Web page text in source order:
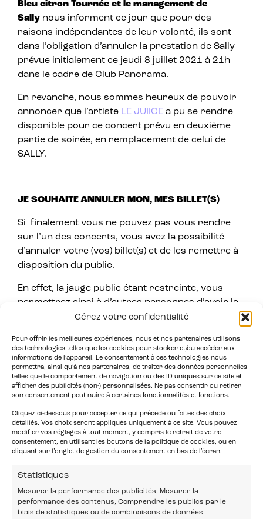
Gérez votre confidentialité
Pour offrir les meilleures expériences, nous et nos partenaires utilisons
des technologies telles que les cookies pour stocker et/ou accéder aux
informations de l’appareil. Le consentement à ces technologies nous
permettra, ainsi qu’à nos partenaires, de traiter des données personnelles
telles que le comportement de navigation ou des ID uniques sur ce site et
afficher des publicités (non-) personnalisées. Ne pas consentir ou retirer
son consentement peut nuire à certaines fonctionnalités et fonctions.
Cliquez ci-dessous pour accepter ce qui précède ou faites des choix
détaillés. Vos choix seront appliqués uniquement à ce site. Vous pouvez
modifier vos réglages à tout moment, y compris le retrait de votre
consentement, en utilisant les boutons de la politique de cookies, ou en
cliquant sur l’onglet de gestion du consentement en bas de l’écran.
Statistiques
Mesurer la performance des publicités, Mesurer la
performance des contenus, Comprendre les publics par le
biais de statistiques ou de combinaisons de données
Bleu citron Tournée et le management de
Sally nous informent ce jour que pour des
raisons indépendantes de leur volonté, ils sont
dans l’obligation d’annuler la prestation de Sally
prévue initialement ce jeudi 8 juillet 2021 à 21h
dans le cadre de Club Panorama.
En revanche, nous sommes heureux de pouvoir
annoncer que l’artiste LE JUIICE a pu se rendre
disponible pour ce concert prévu en deuxième
partie de soirée, en remplacement de celui de
SALLY.
JE SOUHAITE ANNULER MON, MES BILLET(S)
Si finalement vous ne pouvez pas vous rendre
sur l’un des concerts, vous avez la possibilité
d’annuler votre (vos) billet(s) et de les remettre à
disposition du public.
En effet, la jauge public étant restreinte, vous
permettrez ainsi à d’autres personnes d’avoir la
possibilité d’assister au(x) concert(s)
Je souhaite annuler mon billet